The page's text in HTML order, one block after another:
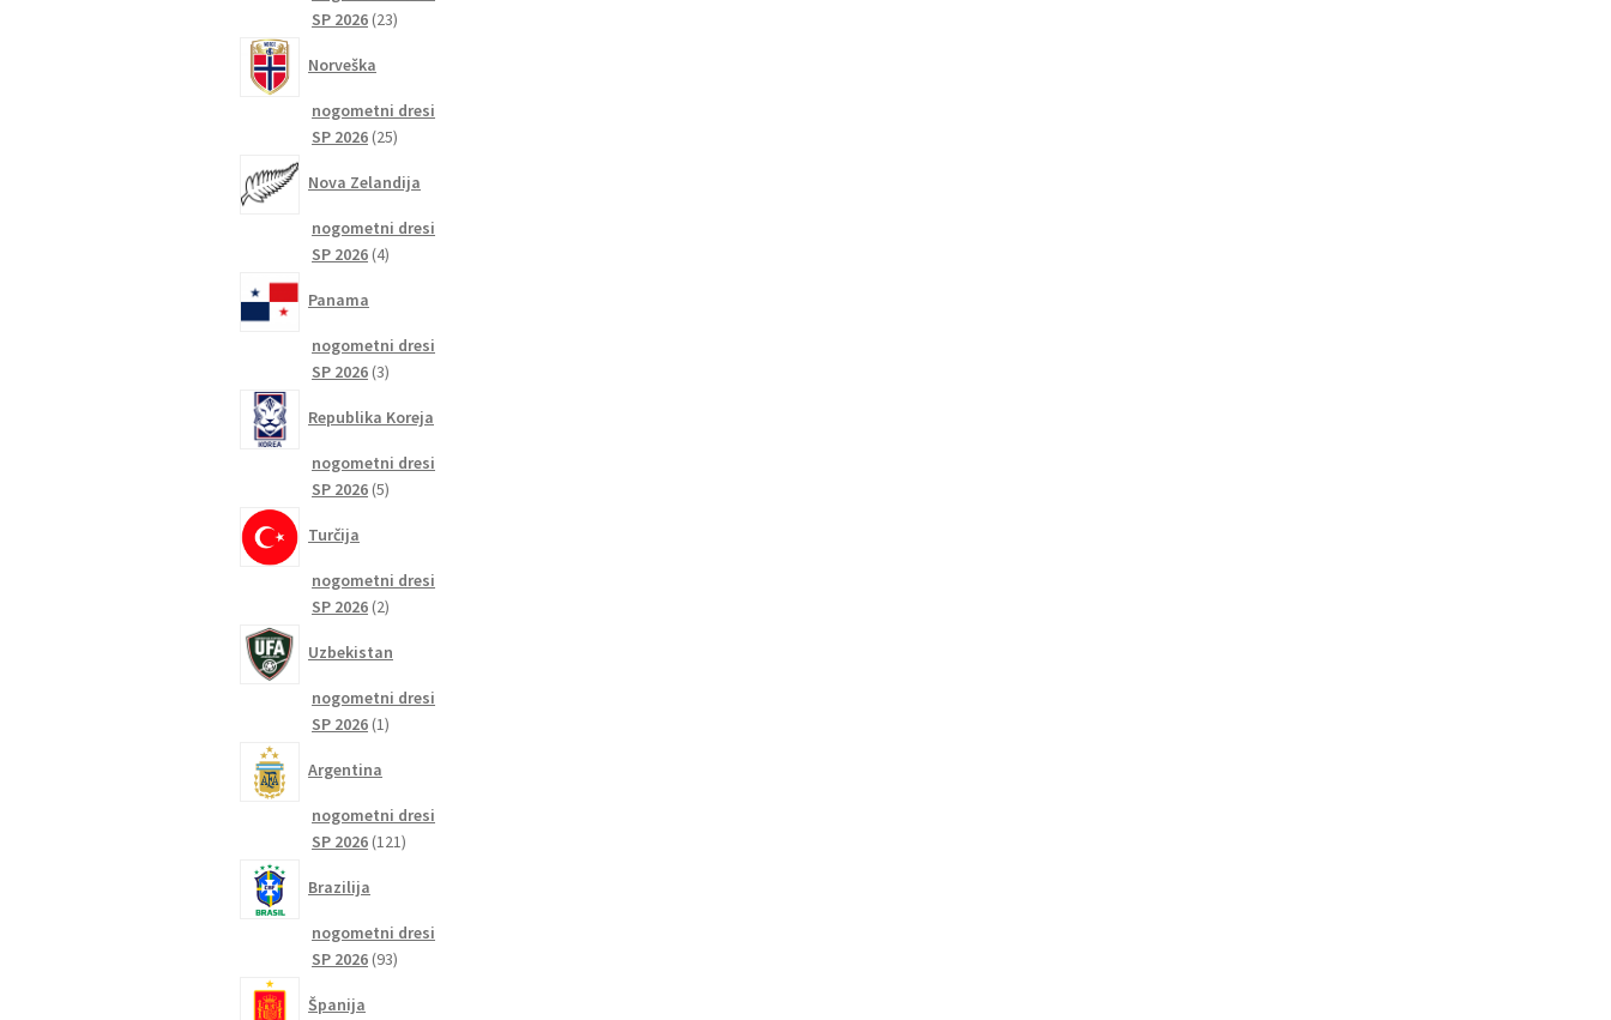
SP 2026 2323
Norveška
nogometni dresi
SP 2026 2525
Nova Zelandija
nogometni dresi
SP 2026 44
Panama
nogometni dresi
SP 2026 33
Republika Koreja
nogometni dresi
SP 2026 55
Turčija
nogometni dresi
SP 2026 22
Uzbekistan
nogometni dresi
SP 2026 11
Argentina
nogometni dresi
SP 2026 121121
Brazilija
nogometni dresi
SP 2026 9393
Španija